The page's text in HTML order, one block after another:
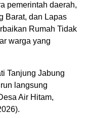
pemerintah daerah,
Barat, dan Lapas
Rumah Tidak
warga yang
Tanjung Jabung
langsung
Air Hitam,